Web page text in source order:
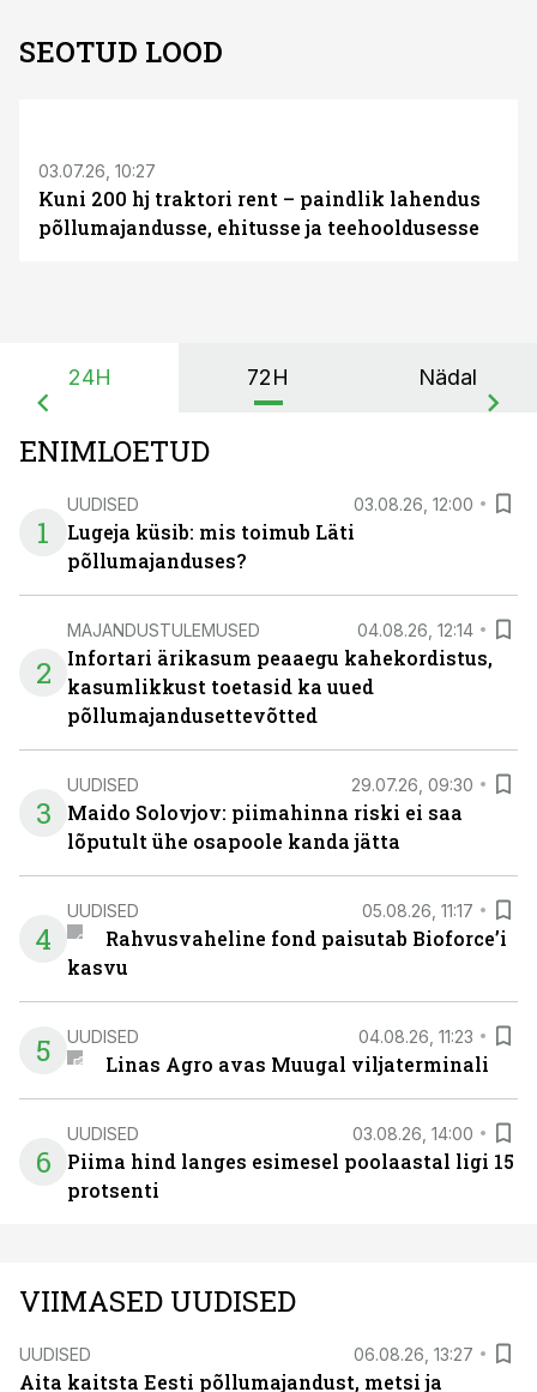
SEOTUD LOOD
03.07.26, 10:27
Kuni 200 hj traktori rent – paindlik lahendus
põllumajandusse, ehitusse ja teehooldusesse
24H 72H Nädal
ENIMLOETUD
1
UUDISED 03.08.26, 12:00
Lugeja küsib: mis toimub Läti
põllumajanduses?
2
MAJANDUSTULEMUSED 04.08.26, 12:14
Infortari ärikasum peaaegu kahekordistus,
kasumlikkust toetasid ka uued
põllumajandusettevõtted
3
UUDISED 29.07.26, 09:30
Maido Solovjov: piimahinna riski ei saa
lõputult ühe osapoole kanda jätta
4
UUDISED 05.08.26, 11:17
Rahvusvaheline fond paisutab Bioforce’i
kasvu
5 UUDISED 04.08.26, 11:23
Linas Agro avas Muugal viljaterminali
6
UUDISED 03.08.26, 14:00
Piima hind langes esimesel poolaastal ligi 15
protsenti
VIIMASED UUDISED
UUDISED 06.08.26, 13:27
Aita kaitsta Eesti põllumajandust, metsi ja